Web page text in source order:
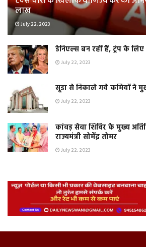
लाख
July 22, 2023
डेनिएल्स बन रहीं हैं, ट्रंप के
July 22, 2023
सूडा से निकाले गये कर्मियों ने
July 22, 2023
कांवड़ सेवा शिविर के मुख्य
राज्यमंत्री सोमेंद्र
July 22, 2023